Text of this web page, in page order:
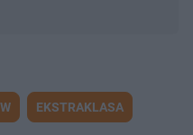
EKSTRAKLASA